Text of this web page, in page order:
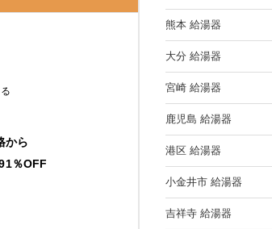
から
％OFF
熊本 給湯器
大分 給湯器
宮崎 給湯器
鹿児島 給湯器
港区 給湯器
小金井市 給湯器
吉祥寺 給湯器